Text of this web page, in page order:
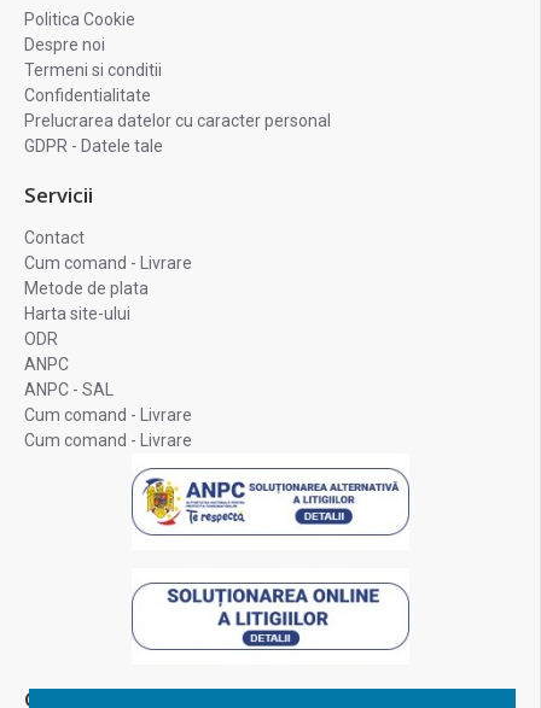
Politica Cookie
Despre noi
Termeni si conditii
Confidentialitate
Prelucrarea datelor cu caracter personal
GDPR - Datele tale
Servicii
Contact
Cum comand - Livrare
Metode de plata
Harta site-ului
ODR
ANPC
ANPC - SAL
Cum comand - Livrare
Cum comand - Livrare
Contul Meu